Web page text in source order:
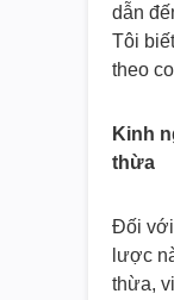
dẫn
Tôi
theo
Kinh
thừa
Đối với
lược
thừa,